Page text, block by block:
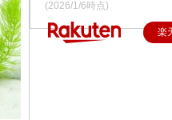
(2026/1/6時点)
楽